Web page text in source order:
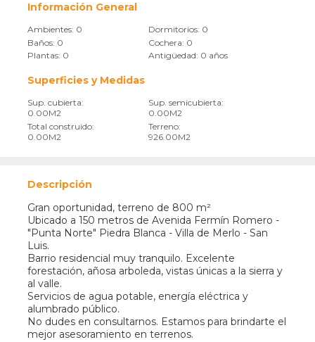
Información General
Ambientes: 0
Dormitorios: 0
Baños: 0
Cochera: 0
Plantas: 0
Antigüedad: 0 años
Superficies y Medidas
Sup. cubierta:
0.00M2
Sup. semicubierta:
0.00M2
Total construido:
0.00M2
Terreno:
926.00M2
Descripción
Gran oportunidad, terreno de 800 m²
Ubicado a 150 metros de Avenida Fermín Romero -
"Punta Norte" Piedra Blanca - Villa de Merlo - San
Luis.
Barrio residencial muy tranquilo. Excelente
forestación, añosa arboleda, vistas únicas a la sierra y
al valle.
Servicios de agua potable, energía eléctrica y
alumbrado público.
No dudes en consultarnos. Estamos para brindarte el
mejor asesoramiento en terrenos.